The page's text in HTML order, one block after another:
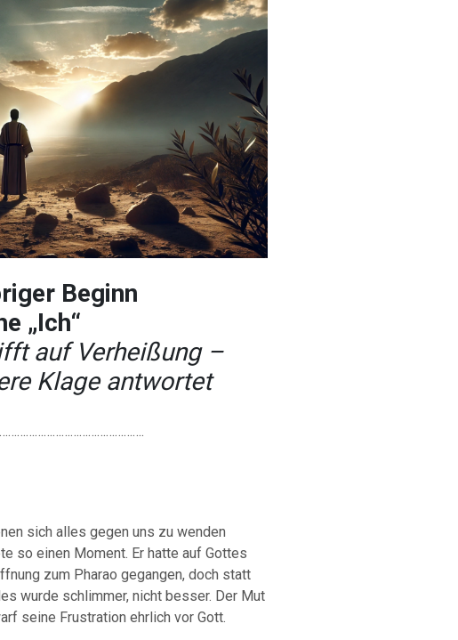
Beginn
„Ich“
auf Verheißung –
Klage antwortet
sich alles gegen uns zu wenden
so einen Moment. Er hatte auf Gottes
zum Pharao gegangen, doch statt
wurde schlimmer, nicht besser. Der Mut
seine Frustration ehrlich vor Gott.